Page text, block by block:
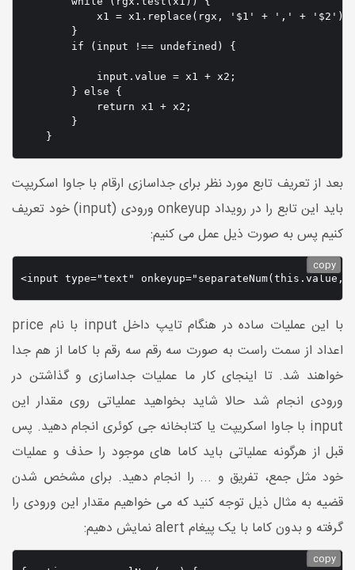
            x1 = x1.replace(rgx, '$1' + ',' + '$2');
        }
        if (input !== undefined) {
            input.value = x1 + x2;
        } else {
            return x1 + x2;
        }
    }
بعد از تعریف تابع مورد نظر برای جداسازی ارقام با جاوا اسکریپت
باید این تابع را در رویداد onkeyup ورودی (input) خود تعریف
کنیم پس به صورت ذیل عمل می کنیم:
copy
با این عملیات ساده در هنگام تایپ داخل input با نام price
اعداد از سمت راست به صورت سه رقم سه رقم با کاما از هم جدا
خواهند شد. تا اینجای کار ما عملیات جداسازی و گذاشتن در
ورودی انجام شد حالا شاید بخواهید عملیاتی روی مقدار این
input با جاوا اسکریپت یا کتابخانه جی کوئری انجام دهید. پس
قبل از هرگونه عملیاتی باید کاما های موجود را حذف و عملیات
خود مثل جمع، تفریق و ... را انجام دهید. برای مشخص شدن
قضیه به مثال ذیل توجه کنید که می خواهیم مقدار این ورودی را
گرفته و بدون کاما با یک پیغام alert نمایش دهیم:
copy